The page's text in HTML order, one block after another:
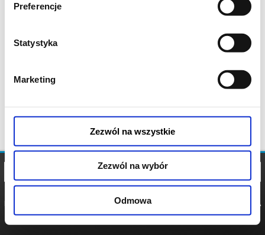
Preferencje
Statystyka
Marketing
Zezwól na wszystkie
Zezwól na wybór
Odmowa
POLITYKA
POLITYKA